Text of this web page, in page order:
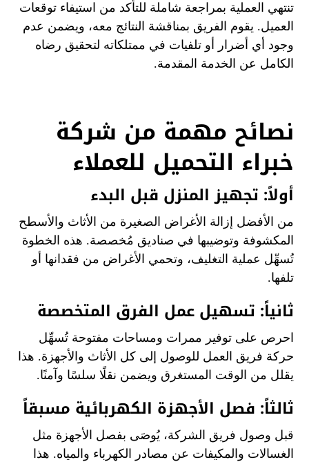
تنتهي العملية بمراجعة شاملة للتأكد من استيفاء توقعات
العميل. يقوم الفريق بمناقشة النتائج معه، ويضمن عدم
وجود أي أضرار أو تلفيات في ممتلكاته لتحقيق رضاه
الكامل عن الخدمة المقدمة.
نصائح مهمة من شركة
خبراء التحميل للعملاء
أولاً: تجهيز المنزل قبل البدء
من الأفضل إزالة الأغراض الصغيرة من الأثاث والأسطح
المكشوفة وتوضيبها في صناديق مُخصصة. هذه الخطوة
تُسهِّل عملية التغليف، وتحمي الأغراض من فقدانها أو
تلفها.
ثانياً: تسهيل عمل الفرق المتخصصة
احرص على توفير ممرات ومساحات مفتوحة تُسهِّل
حركة فريق العمل للوصول إلى كل الأثاث والأجهزة. هذا
يقلل من الوقت المستغرق ويضمن نقلًا سلسًا وآمنًا.
ثالثاً: فصل الأجهزة الكهربائية مسبقاً
قبل وصول فريق الشركة، يُوصَى بفصل الأجهزة مثل
الغسالات والمكيفات عن مصادر الكهرباء والمياه. هذا